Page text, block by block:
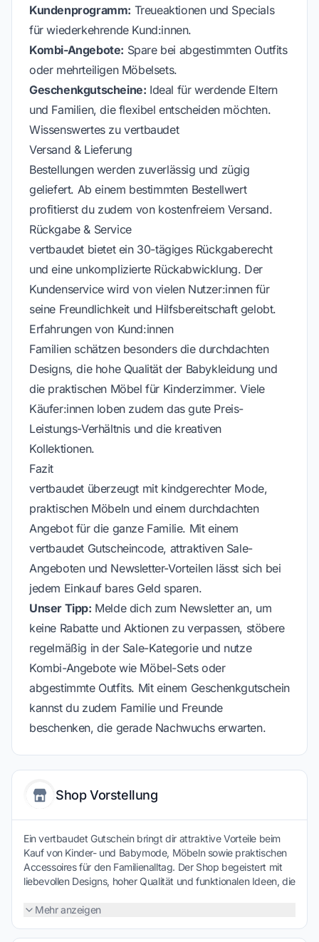
Kundenprogramm: Treueaktionen und Specials
für wiederkehrende Kund:innen.
Kombi-Angebote: Spare bei abgestimmten Outfits
oder mehrteiligen Möbelsets.
Geschenkgutscheine: Ideal für werdende Eltern
und Familien, die flexibel entscheiden möchten.
Wissenswertes zu vertbaudet
Versand & Lieferung
Bestellungen werden zuverlässig und zügig
geliefert. Ab einem bestimmten Bestellwert
profitierst du zudem von kostenfreiem Versand.
Rückgabe & Service
vertbaudet bietet ein 30-tägiges Rückgaberecht
und eine unkomplizierte Rückabwicklung. Der
Kundenservice wird von vielen Nutzer:innen für
seine Freundlichkeit und Hilfsbereitschaft gelobt.
Erfahrungen von Kund:innen
Familien schätzen besonders die durchdachten
Designs, die hohe Qualität der Babykleidung und
die praktischen Möbel für Kinderzimmer. Viele
Käufer:innen loben zudem das gute Preis-
Leistungs-Verhältnis und die kreativen
Kollektionen.
Fazit
vertbaudet überzeugt mit kindgerechter Mode,
praktischen Möbeln und einem durchdachten
Angebot für die ganze Familie. Mit einem
vertbaudet Gutscheincode, attraktiven Sale-
Angeboten und Newsletter-Vorteilen lässt sich bei
jedem Einkauf bares Geld sparen.
Unser Tipp: Melde dich zum Newsletter an, um
keine Rabatte und Aktionen zu verpassen, stöbere
regelmäßig in der Sale-Kategorie und nutze
Kombi-Angebote wie Möbel-Sets oder
abgestimmte Outfits. Mit einem Geschenkgutschein
kannst du zudem Familie und Freunde
beschenken, die gerade Nachwuchs erwarten.
Shop Vorstellung
Ein vertbaudet Gutschein bringt dir attraktive Vorteile beim
Kauf von Kinder- und Babymode, Möbeln sowie praktischen
Accessoires für den Familienalltag. Der Shop begeistert mit
liebevollen Designs, hoher Qualität und funktionalen Ideen, die
Lösungen fürs Kinderzimmer und Inspiration für jedes Alter.
Mehr anzeigen